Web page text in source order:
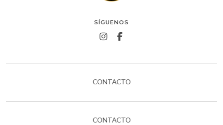
SÍGUENOS
CONTACTO
CONTACTO